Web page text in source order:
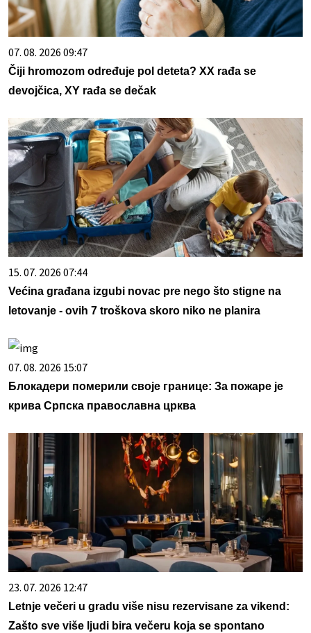
07. 08. 2026 09:47
Čiji hromozom određuje pol deteta? XX rađa se
devojčica, XY rađa se dečak
15. 07. 2026 07:44
Većina građana izgubi novac pre nego što stigne na
letovanje - ovih 7 troškova skoro niko ne planira
07. 08. 2026 15:07
Блокадери померили своје границе: За пожаре је
крива Српска православна црква
23. 07. 2026 12:47
Letnje večeri u gradu više nisu rezervisane za vikend:
Zašto sve više ljudi bira večeru koja se spontano